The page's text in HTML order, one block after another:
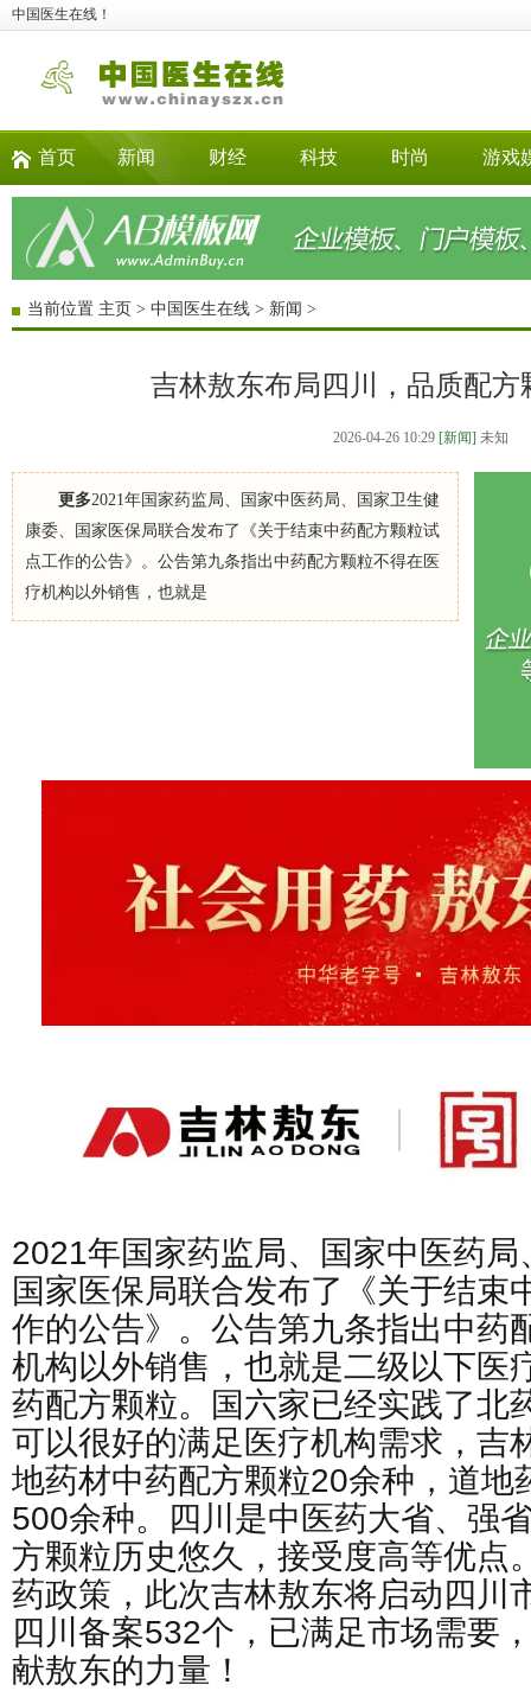
中国医生在线！
首页 新闻 财经 科技 时尚 游戏
当前位置 主页 > 中国医生在线 > 新闻 >
吉林敖东布局四川，品质配方
2026-04-26 10:29 [新闻] 未知
更多2021年国家药监局、国家中医药局、国家卫生健
康委、国家医保局联合发布了《关于结束中药配方颗粒试
点工作的公告》。公告第九条指出中药配方颗粒不得在医
疗机构以外销售，也就是
2021年国家药监局、国家中医药
国家医保局联合发布了《关于结束
作的公告》。公告第九条指出中药
机构以外销售，也就是二级以下医
药配方颗粒。国六家已经实践了北
可以很好的满足医疗机构需求，吉
地药材中药配方颗粒20余种，道地
500余种。四川是中医药大省、强
方颗粒历史悠久，接受度高等优点
药政策，此次吉林敖东将启动四川
四川备案532个，已满足市场需要
献敖东的力量！